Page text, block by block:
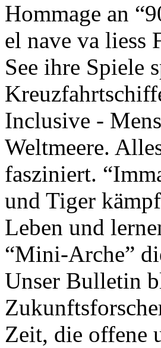
Hommage an
el nave va liess
See ihre Spiele
Inclusive -
Weltmeere.
fasziniert.
und Tiger
Leben und
“Mini-Arche”
Unser Bulletin
Zeit, die offene